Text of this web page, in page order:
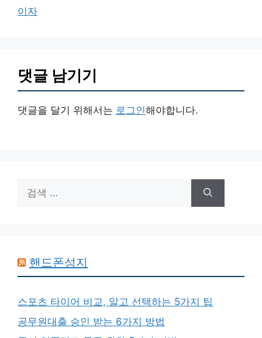
이자
댓글 남기기
댓글을 달기 위해서는 로그인해야합니다.
색:
핸드폰성지
스포츠 타이어 비교, 알고 선택하는 5가지 팁
공무원대출 승인 받는 6가지 방법